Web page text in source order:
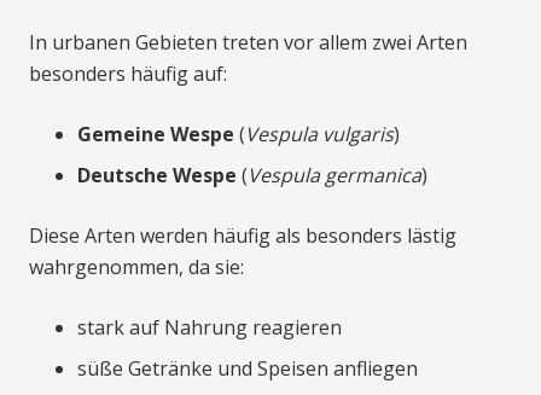
In urbanen Gebieten treten vor allem zwei Arten
besonders häufig auf:
Gemeine Wespe (Vespula vulgaris)
Deutsche Wespe (Vespula germanica)
Diese Arten werden häufig als besonders lästig
wahrgenommen, da sie:
stark auf Nahrung reagieren
süße Getränke und Speisen anfliegen